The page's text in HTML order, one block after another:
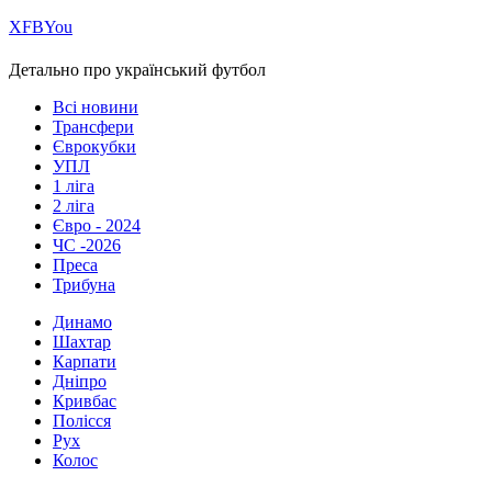
ХFBYou
Детально про український футбол
Всі новини
Трансфери
Єврокубки
УПЛ
1 ліга
2 ліга
Євро - 2024
ЧС -2026
Преса
Трибуна
Динамо
Шахтар
Карпати
Дніпро
Кривбас
Полісся
Рух
Колос